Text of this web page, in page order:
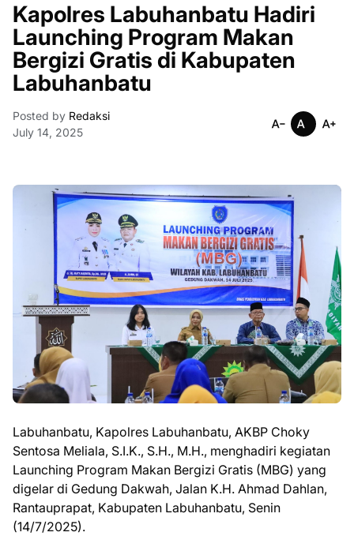
Kapolres Labuhanbatu Hadiri
Launching Program Makan
Bergizi Gratis di Kabupaten
Labuhanbatu
Posted by Redaksi
July 14, 2025
Labuhanbatu, Kapolres Labuhanbatu, AKBP Choky
Sentosa Meliala, S.I.K., S.H., M.H., menghadiri kegiatan
Launching Program Makan Bergizi Gratis (MBG) yang
digelar di Gedung Dakwah, Jalan K.H. Ahmad Dahlan,
Rantauprapat, Kabupaten Labuhanbatu, Senin
(14/7/2025).